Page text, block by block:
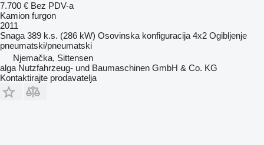
7.700 € Bez PDV-a
Kamion furgon
2011
Snaga 389 k.s. (286 kW) Osovinska konfiguracija 4x2 Ogibljenje
pneumatski/pneumatski
Njemačka, Sittensen
alga Nutzfahrzeug- und Baumaschinen GmbH & Co. KG
Kontaktirajte prodavatelja